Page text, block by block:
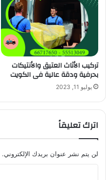
تركيب الأثاث العتيق والأنتيكات
بحرفية ودقة عالية فى الكويت
يوليو 11, 2023
اترك تعليقاً
لن يتم نشر عنوان بريدك الإلكتروني.